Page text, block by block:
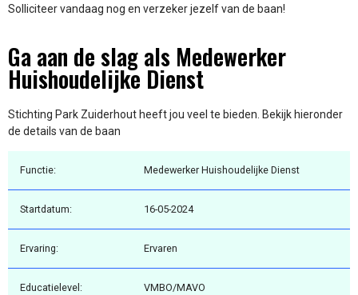
Solliciteer vandaag nog en verzeker jezelf van de baan!
Ga aan de slag als Medewerker
Huishoudelijke Dienst
Stichting Park Zuiderhout heeft jou veel te bieden. Bekijk hieronder
de details van de baan
Functie: Medewerker Huishoudelijke Dienst
Startdatum: 16-05-2024
Ervaring: Ervaren
Educatielevel: VMBO/MAVO